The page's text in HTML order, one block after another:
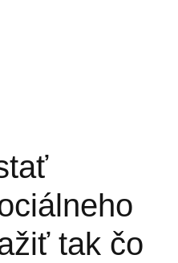
tak čo